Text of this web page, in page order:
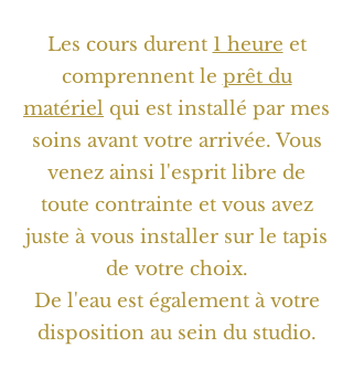
Les cours durent 1 heure et
comprennent le prêt du
matériel qui est installé par mes
soins avant votre arrivée. Vous
venez ainsi l'esprit libre de
toute contrainte et vous avez
juste à vous installer sur le tapis
de votre choix.
De l'eau est également à votre
disposition au sein du studio.